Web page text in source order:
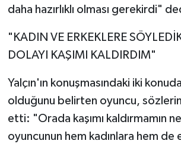
daha hazırlıklı olması gerekirdi"
"KADIN VE ERKEKLERE
DOLAYI KAŞIMI KALDIRDIM"
Yalçın'ın konuşmasındaki iki
olduğunu belirten oyuncu,
etti: "Orada kaşımı kaldırmamın
oyuncunun hem kadınlara hem de